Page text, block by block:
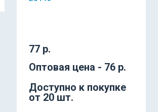
77 р.
Оптовая цена - 76 р.
Доступно к покупке
от 20 шт.